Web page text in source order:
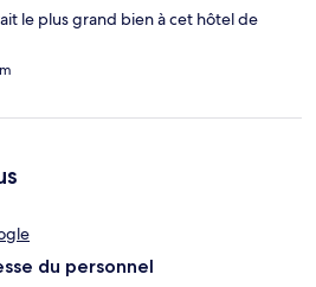
le plus grand bien à cet hôtel de
du personnel